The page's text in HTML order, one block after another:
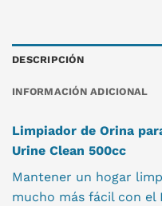
DESCRIPCIÓN
INFORMACIÓN ADICIONAL
Limpiador de Orina
Urine Clean 500cc
Mantener un hogar
mucho más fácil con el